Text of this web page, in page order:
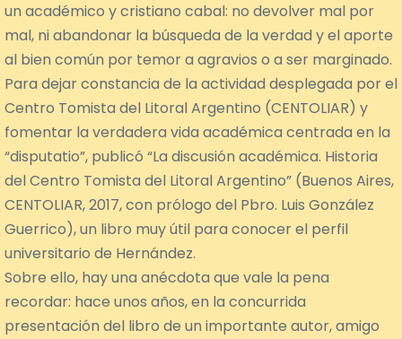
un académico y cristiano cabal: no devolver mal por
mal, ni abandonar la búsqueda de la verdad y el aporte
al bien común por temor a agravios o a ser marginado.
Para dejar constancia de la actividad desplegada por el
Centro Tomista del Litoral Argentino (CENTOLIAR) y
fomentar la verdadera vida académica centrada en la
“disputatio”, publicó “La discusión académica. Historia
del Centro Tomista del Litoral Argentino” (Buenos Aires,
CENTOLIAR, 2017, con prólogo del Pbro. Luis González
Guerrico), un libro muy útil para conocer el perfil
universitario de Hernández.
Sobre ello, hay una anécdota que vale la pena
recordar: hace unos años, en la concurrida
presentación del libro de un importante autor, amigo